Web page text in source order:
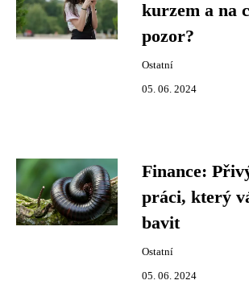
kurzem a na
pozor?
Ostatní
05. 06. 2024
Finance:
práci, který
bavit
Ostatní
05. 06. 2024